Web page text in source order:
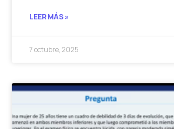
LEER MÁS »
7 octubre, 2025